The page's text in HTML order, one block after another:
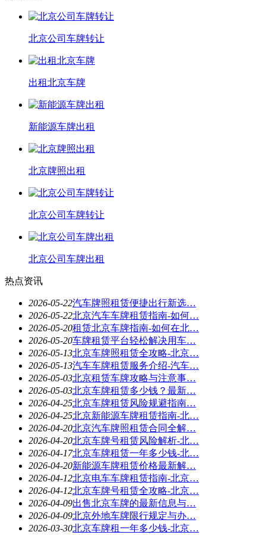
北京公司车牌转让
出租北京车牌
新能源车牌出租
北京牌照出租
北京公司车牌转让
北京公司车牌出租
热点资讯
2026-05-22汽车牌照租赁便捷出行新选…
2026-05-22北京汽车车牌租赁指南-如何…
2026-05-20租赁北京车牌指南-如何在北…
2026-05-20车牌租赁平台轻松解决用车…
2026-05-13北京车牌照租赁全攻略-北京…
2026-05-13汽车车牌租赁服务介绍-汽车…
2026-05-03北京租赁车牌攻略与注意事…
2026-05-03北京车牌租赁多少钱？最新…
2026-04-25北京车牌租赁风险规避指南…
2026-04-25北京新能源车牌租赁指南-北…
2026-04-20北京汽车牌照租赁合同全解…
2026-04-20北京车牌号租赁风险解析-北…
2026-04-17北京车牌租赁一年多少钱-北…
2026-04-20新能源车牌租赁价格最新解…
2026-04-12北京电车车牌租赁指南-北京…
2026-04-12北京车牌号租赁全攻略-北京…
2026-04-09出售北京车牌的最新信息与…
2026-04-09北京外地车牌限行规定与办…
2026-03-30北京车牌租一年多少钱-北京…